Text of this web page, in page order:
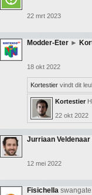
22 mrt 2023
Modder-Eter ►
18 okt 2022
Kortestier vindt dit
Kortestier
22 okt 2022
Jurriaan Veldenaar
12 mei 2022
Fisichella